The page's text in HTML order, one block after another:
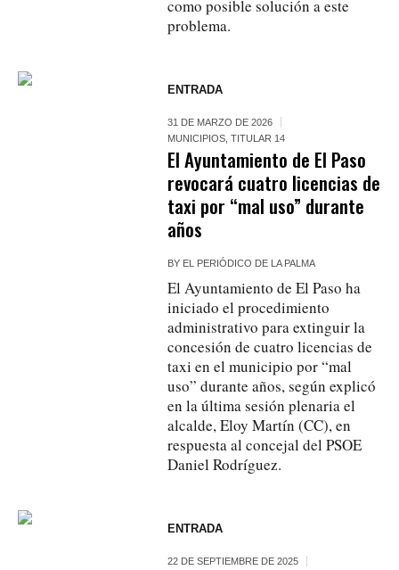
como posible solución a este
problema.
ENTRADA
31 DE MARZO DE 2026
MUNICIPIOS ,TITULAR 14
El Ayuntamiento de El Paso
revocará cuatro licencias de
taxi por “mal uso” durante
años
BY EL PERIÓDICO DE LA PALMA
El Ayuntamiento de El Paso ha
iniciado el procedimiento
administrativo para extinguir la
concesión de cuatro licencias de
taxi en el municipio por “mal
uso” durante años, según explicó
en la última sesión plenaria el
alcalde, Eloy Martín (CC), en
respuesta al concejal del PSOE
Daniel Rodríguez.
ENTRADA
22 DE SEPTIEMBRE DE 2025